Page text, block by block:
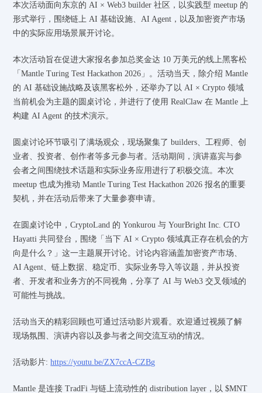
本次活动面向东京的 AI × Web3 builder 社区，以实践型 meetup 的
形式举行，围绕链上 AI 基础设施、AI Agent，以及加密资产市场
中的实际应用场景展开讨论。
本次活动旨在促进大家报名参加总奖金达 10 万美元的线上黑客松
「Mantle Turing Test Hackathon 2026」。活动当天，除介绍 Mantle
的 AI 基础设施战略及该黑客松外，还举办了以 AI × Crypto 领域
当前机会为主题的圆桌讨论，并进行了使用 RealClaw 在 Mantle 上
构建 AI Agent 的技术演示。
圆桌讨论环节吸引了满场观众，现场聚集了 builders、工程师、创
业者、投资者、创作者等多元参与者。活动期间，演讲嘉宾与参
会者之间围绕技术话题和实际业务应用进行了积极交流。本次
meetup 也成为推动 Mantle Turing Test Hackathon 2026 报名的重要
契机，并在活动后带来了大量参赛申请。
在圆桌讨论中，CryptoLand 的 Yonkurou 与 YourBright Inc. CTO
Hayatti 共同登台，围绕「当下 AI × Crypto 领域真正存在机会的方
向是什么？」这一主题展开讨论。讨论内容涵盖加密资产市场、
AI Agent、链上数据、稳定币、实际业务导入等议题，并从投资
者、开发者和业务方的不同视角，分享了 AI 与 Web3 交叉领域的
可能性与挑战。
活动当天的精彩回顾也可通过活动影片观看。欢迎通过视频了解
现场氛围、演讲内容以及参与者之间交流互动的情况。
活动影片:https://youtu.be/ZX7ccA-CZBg
Mantle 是连接 TradFi 与链上流动性的 distribution layer，以 $MNT